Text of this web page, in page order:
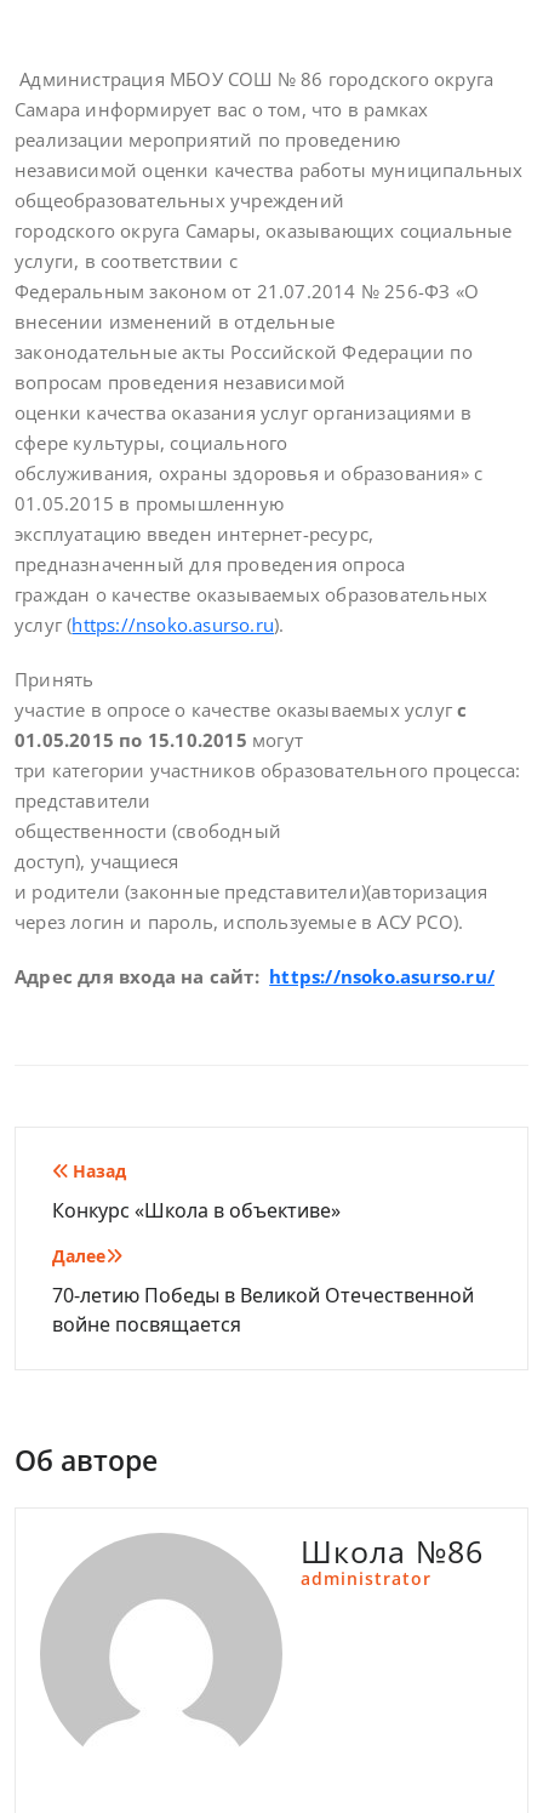
Администрация МБОУ СОШ № 86 городского округа
Самара информирует вас о том, что в рамках
реализации мероприятий по проведению
независимой оценки качества работы муниципальных
общеобразовательных учреждений
городского округа Самары, оказывающих социальные
услуги, в соответствии с
Федеральным законом от 21.07.2014 № 256-ФЗ «О
внесении изменений в отдельные
законодательные акты Российской Федерации по
вопросам проведения независимой
оценки качества оказания услуг организациями в
сфере культуры, социального
обслуживания, охраны здоровья и образования» с
01.05.2015 в промышленную
эксплуатацию введен интернет-ресурс,
предназначенный для проведения опроса
граждан о качестве оказываемых образовательных
услуг(https://nsoko.asurso.ru).
Принять
участие в опросе о качестве оказываемых услугс
01.05.2015 по 15.10.2015 могут
три категории участников образовательного процесса:
представители
общественности (свободный
доступ), учащиеся
и родители (законные представители)(авторизация
через логин и пароль, используемые в АСУ РСО).
Адрес для входа на сайт: https://nsoko.asurso.ru/
Навигация
по
записям
Назад
Конкурс «Школа в объективе»
Далее
70-летию Победы в Великой Отечественной
войне посвящается
Об авторе
Школа №86
administrator